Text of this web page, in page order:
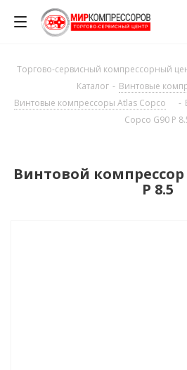
Торгово-сервисный компрессорный
Каталог - Винтовые
Винтовые компрессоры Atlas Copco
-
Copco G90 P
Винтовой компрессор
P 8.5